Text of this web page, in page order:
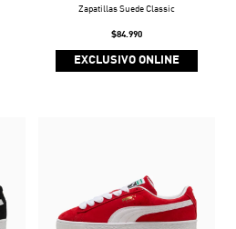
Zapatillas Suede Classic
$84.990
EXCLUSIVO ONLINE